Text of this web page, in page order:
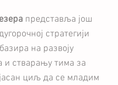
представља још
стратегији
на развоју
и стварању тима за
циљ да се младим